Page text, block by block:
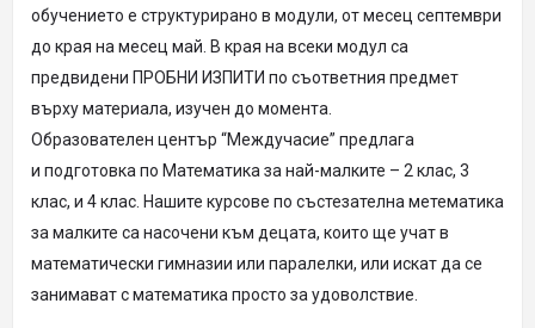
обучението е структурирано в модули, от месец септември
до края на месец май. В края на всеки модул са
предвидени ПРОБНИ ИЗПИТИ по съответния предмет
върху материала, изучен до момента.
Образователен център “Междучасие” предлага
и подготовка по Математика за най-малките – 2 клас, 3
клас, и 4 клас. Нашите курсове по състезателна метематика
за малките са насочени към децата, които ще учат в
математически гимназии или паралелки, или искат да се
занимават с математика просто за удоволствие.